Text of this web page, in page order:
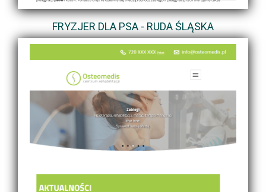
FRYZJER DLA PSA - RUDA ŚLĄSKA